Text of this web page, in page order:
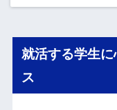
就活する学生
ス